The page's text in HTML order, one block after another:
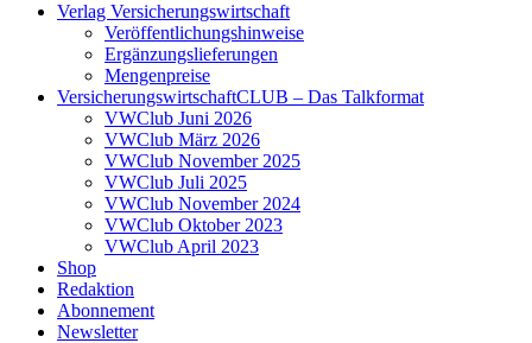
Verlag Versicherungswirtschaft
Veröffentlichungshinweise
Ergänzungslieferungen
Mengenpreise
VersicherungswirtschaftCLUB – Das Talkformat
VWClub Juni 2026
VWClub März 2026
VWClub November 2025
VWClub Juli 2025
VWClub November 2024
VWClub Oktober 2023
VWClub April 2023
Shop
Redaktion
Abonnement
Newsletter